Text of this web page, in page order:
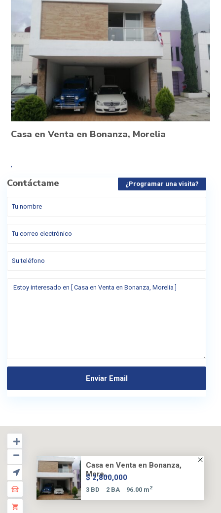
Casa en Venta en Bonanza, Morelia
,
Contáctame ¿Programar una visita?
Casa en Venta en Bonanza,
More...
$ 2,800,000
3 BD 2 BA 96.00 m2